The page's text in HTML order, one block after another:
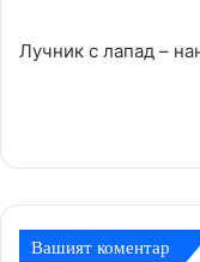
Лучник с лапад –
Вашият коментар